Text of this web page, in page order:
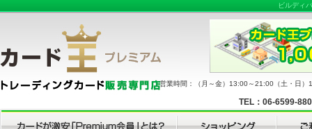
ビルディ
営業時間：（月～金）13:00～21:00（土・日
TEL：06-6599-